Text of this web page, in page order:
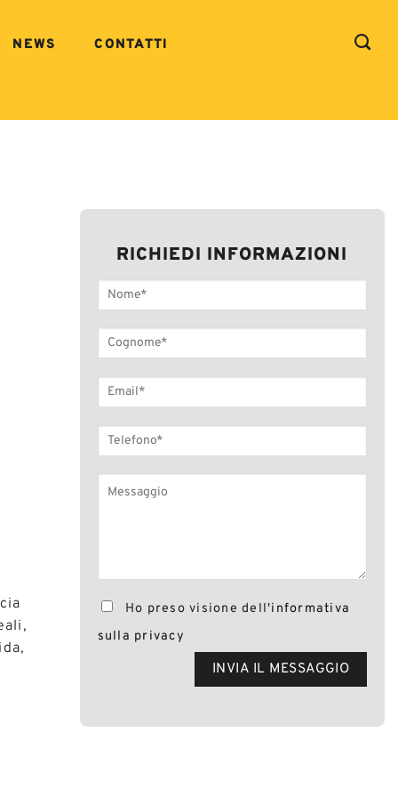
NEWS CONTATTI
RICHIEDI INFORMAZIONI
Ho preso visione dell'informativa
sulla privacy